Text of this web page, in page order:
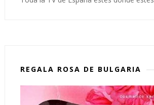
REGALA ROSA DE BULGARIA